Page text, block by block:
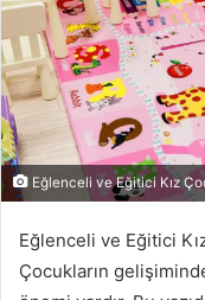
Eğlenceli ve Eğitici Kız
Eğlenceli ve Eğitici
Çocukların